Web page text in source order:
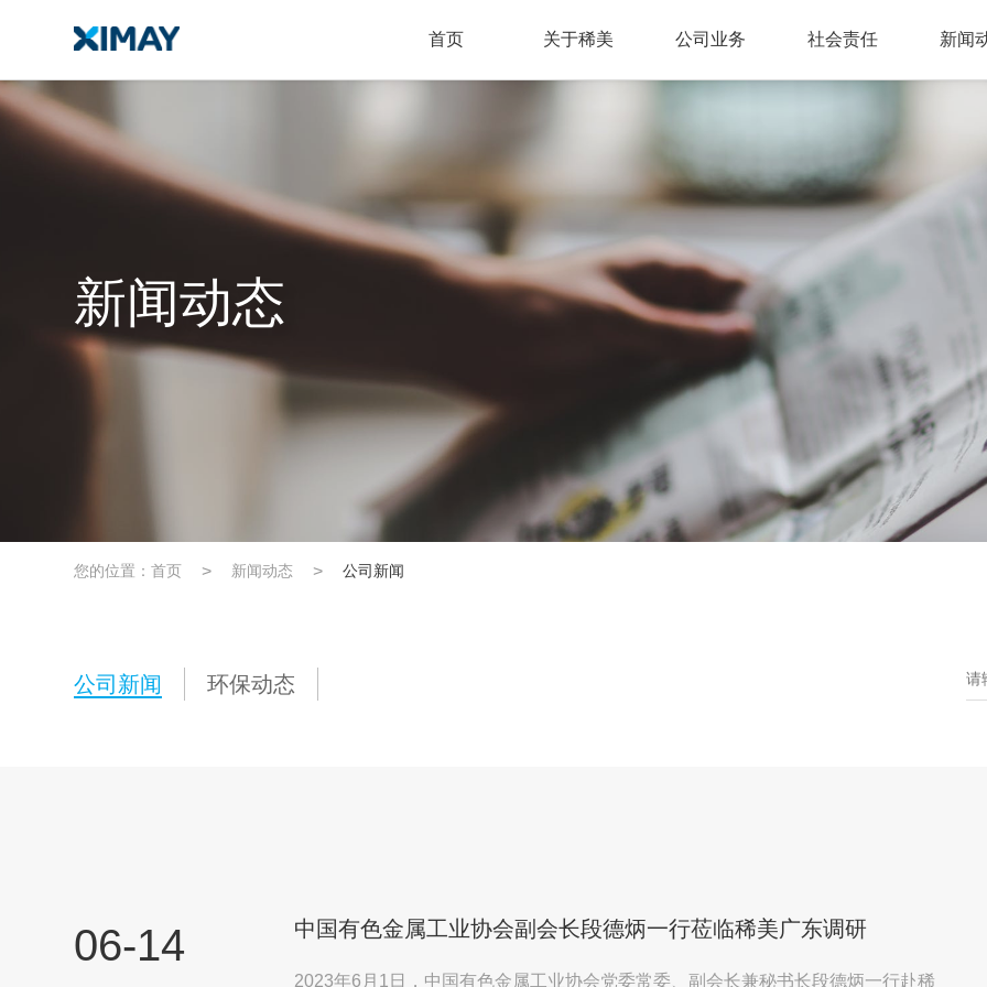
首页 关于稀美 公司业务 社会责任 新闻
新闻动态
您的位置：首页 > 新闻动态 > 公司新闻
公司新闻 环保动态
06-14 中国有色金属工业协会副会长段德炳一行莅临稀美广东调研
2023年6月1日，中国有色金属工业协会党委常委、副会长兼秘书长段德炳一行赴稀